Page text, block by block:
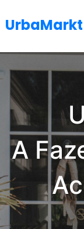
UrbaMarkt
A